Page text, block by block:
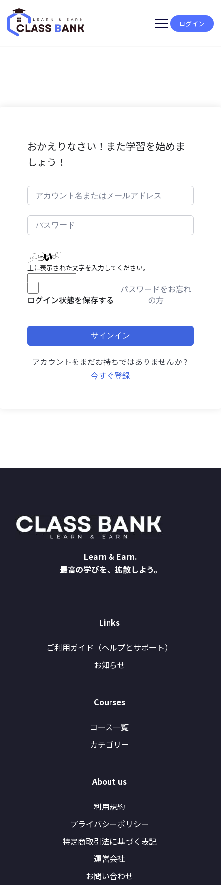
content
ログイン
おかえりなさい！また学習を始めま
しょう！
上に表示された文字を入力してください。
ログイン状態を保存する
パスワードをお忘れ
の方
サインイン
アカウントをまだお持ちではありませんか ?
今すぐ登録
Learn & Earn.
最高の学びを、拡散しよう。
Links
ご利用ガイド（ヘルプとサポート）
お知らせ
Courses
コース一覧
カテゴリー
About us
利用規約
プライバシーポリシー
特定商取引法に基づく表記
運営会社
お問い合わせ